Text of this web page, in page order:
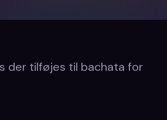
der tilføjes til bachata for